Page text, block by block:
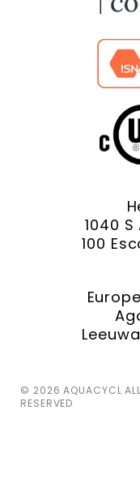
1040
100
© 2026 AQUACYCL
RESERVED